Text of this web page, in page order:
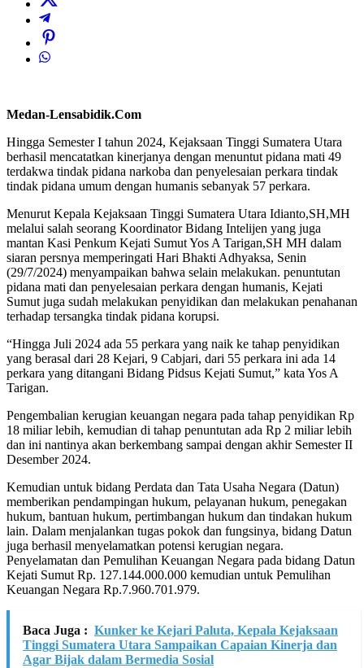
Medan-Lensabidik.Com
Hingga Semester I tahun 2024, Kejaksaan Tinggi Sumatera Utara
berhasil mencatatkan kinerjanya dengan menuntut pidana mati 49
terdakwa tindak pidana narkoba dan penyelesaian perkara tindak
tindak pidana umum dengan humanis sebanyak 57 perkara.
Menurut Kepala Kejaksaan Tinggi Sumatera Utara Idianto,SH,MH
melalui salah seorang Koordinator Bidang Intelijen yang juga
mantan Kasi Penkum Kejati Sumut Yos A Tarigan,SH MH dalam
siaran persnya memperingati Hari Bhakti Adhyaksa, Senin
(29/7/2024) menyampaikan bahwa selain melakukan. penuntutan
pidana mati dan penyelesaian perkara dengan humanis, Kejati
Sumut juga sudah melakukan penyidikan dan melakukan penahanan
terhadap tersangka tindak pidana korupsi.
“Hingga Juli 2024 ada 55 perkara yang naik ke tahap penyidikan
yang berasal dari 28 Kejari, 9 Cabjari, dari 55 perkara ini ada 14
perkara yang ditangani Bidang Pidsus Kejati Sumut,” kata Yos A
Tarigan.
Pengembalian kerugian keuangan negara pada tahap penyidikan Rp
18 miliar lebih, kemudian di tahap penuntutan ada Rp 2 miliar lebih
dan ini nantinya akan berkembang sampai dengan akhir Semester II
Desember 2024.
Kemudian untuk bidang Perdata dan Tata Usaha Negara (Datun)
memberikan pendampingan hukum, pelayanan hukum, penegakan
hukum, bantuan hukum, pertimbangan hukum dan tindakan hukum
lain. Dalam menjalankan tugas pokok dan fungsinya, bidang Datun
juga berhasil menyelamatkan potensi kerugian negara.
Penyelamatan dan Pemulihan Keuangan Negara pada bidang Datun
Kejati Sumut Rp. 127.144.000.000 kemudian untuk Pemulihan
Keuangan Negara Rp.7.960.701.979.
Baca Juga : Kunker ke Kejari Paluta, Kepala Kejaksaan
Tinggi Sumatera Utara Sampaikan Capaian Kinerja dan
Agar Bijak dalam Bermedia Sosial